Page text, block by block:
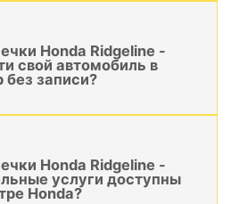
Honda Ridgeline -
свой автомобиль в
записи?
Honda Ridgeline -
услуги доступны
Honda?